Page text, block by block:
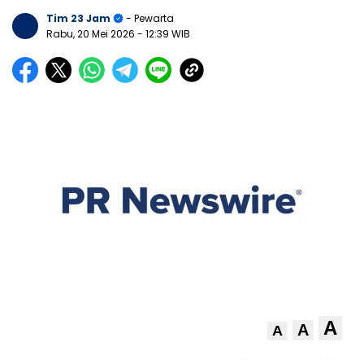
Tim 23 Jam
- Pewarta
Rabu, 20 Mei 2026 - 12:39 WIB
A A A